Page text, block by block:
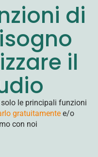
di
il
le principali funzioni
gratuitamentee/o
con noi